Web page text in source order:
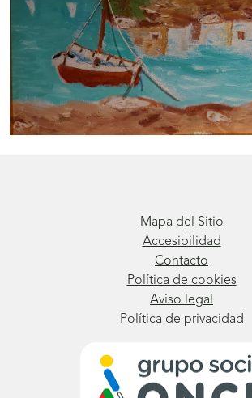
Mapa del Sitio
Accesibilidad
Contacto
Política de cookies
Aviso legal
Política de privacidad